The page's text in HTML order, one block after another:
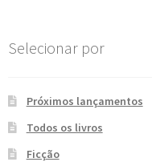
Selecionar por
Próximos lançamentos
Todos os livros
Ficção